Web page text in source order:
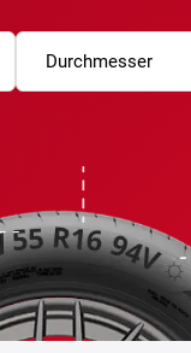
Durchmesser